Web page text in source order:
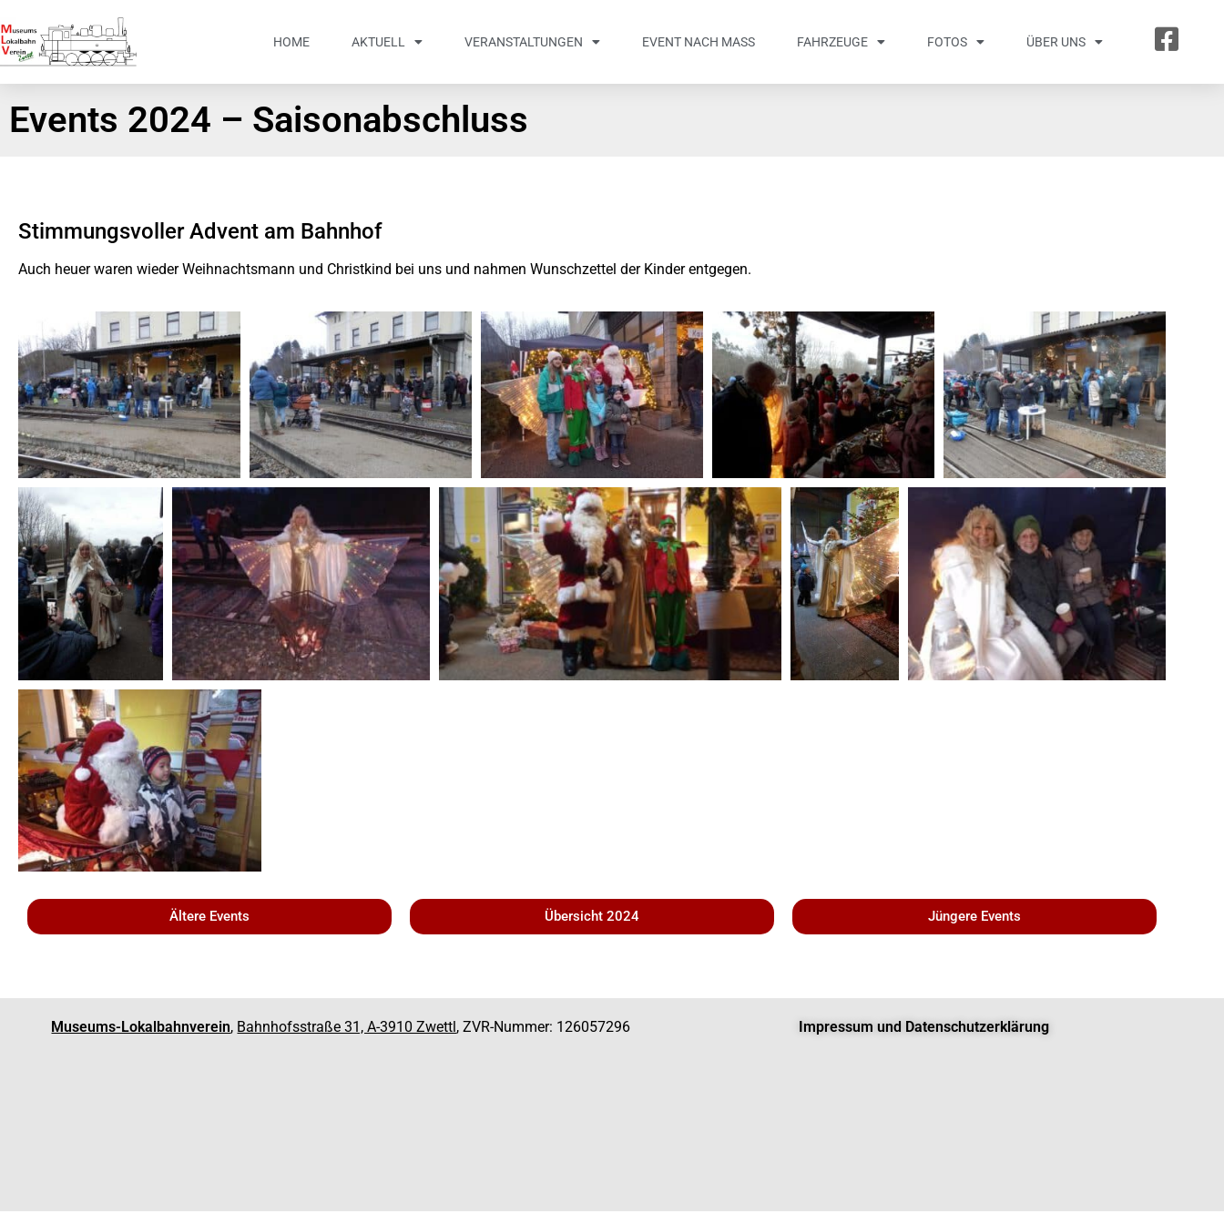
HOME AKTUELL VERANSTALTUNGEN EVENT NACH MASS FAHRZEUGE FOTOS ÜBER UNS
Events 2024 – Saisonabschluss
Stimmungsvoller Advent am Bahnhof
Auch heuer waren wieder Weihnachtsmann und Christkind bei uns und nahmen Wunschzettel der Kinder entgegen.
Ältere Events Übersicht 2024 Jüngere Events
Museums-Lokalbahnverein, Bahnhofsstraße 31, A-3910 Zwettl , ZVR-Nummer: 126057296 Impressum und Datenschutzerklärung